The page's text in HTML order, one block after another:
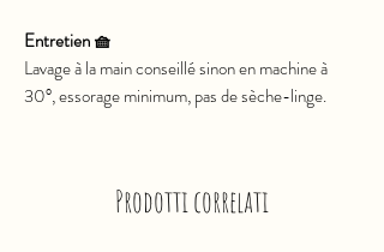
Entretien 🧺
Lavage à la main conseillé sinon en machine à
30°, essorage minimum, pas de sèche-linge.
Prodotti correlati